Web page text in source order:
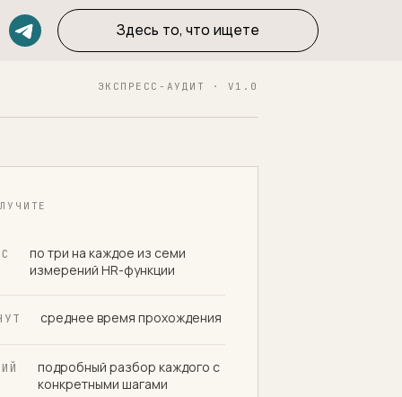
Здесь то, что ищете
ЭКСПРЕСС-АУДИТ · V1.0
по три на каждое из семи
измерений HR-функции
среднее время прохождения
подробный разбор каждого с
конкретными шагами